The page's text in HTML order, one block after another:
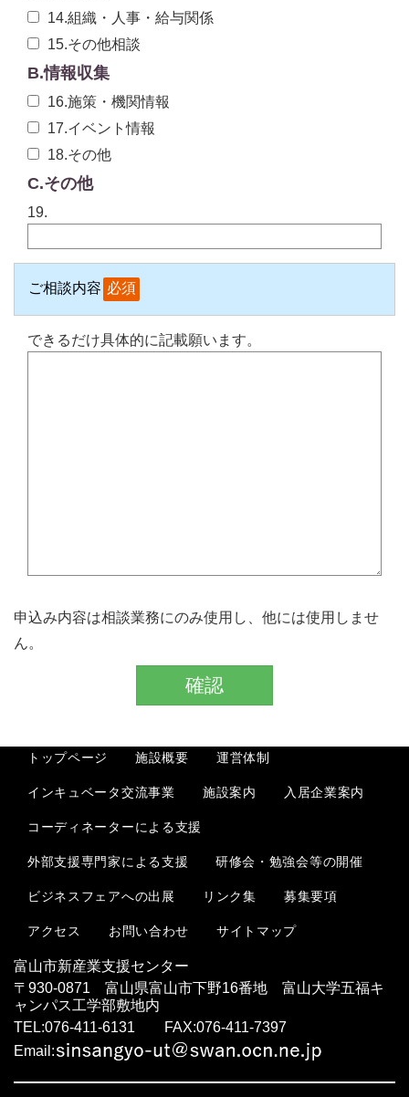
14.組織・人事・給与関係
15.その他相談
B.情報収集
16.施策・機関情報
17.イベント情報
18.その他
C.その他
19.
ご相談内容 必須
できるだけ具体的に記載願います。
申込み内容は相談業務にのみ使用し、他には使用しませ
ん。
トップページ 施設概要 運営体制
インキュベータ交流事業 施設案内 入居企業案内
コーディネーターによる支援
外部支援専門家による支援 研修会・勉強会等の開催
ビジネスフェアへの出展 リンク集 募集要項
アクセス お問い合わせ サイトマップ
富山市新産業支援センター
〒930-0871 富山県富山市下野16番地 富山大学五福キ
ャンパス工学部敷地内
TEL:076-411-6131 FAX:076-411-7397
Email: